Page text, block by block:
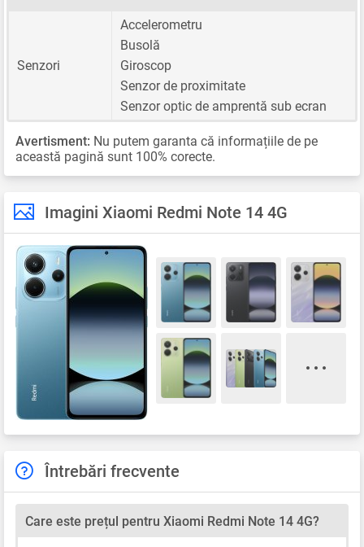
Senzori
Accelerometru
Busolă
Giroscop
Senzor de proximitate
Senzor optic de amprentă sub ecran
Avertisment: Nu putem garanta că informațiile de pe
această pagină sunt 100% corecte.
Imagini Xiaomi Redmi Note 14 4G
Întrebări frecvente
Care este prețul pentru Xiaomi Redmi Note 14 4G?